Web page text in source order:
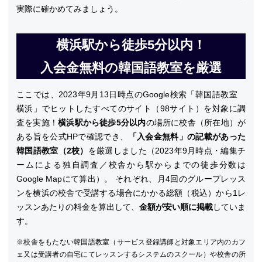
実際に確かめてみましょう。
横浜駅から徒歩5分以内！
入会金無料の韓国語教室を厳選
ここでは、2023年9月13日時点のGoogle検索「韓国語教室
横浜」でヒットしたすべてのサイト（98サイト）を対象に調
査を実施！横浜駅から徒歩5分以内の場所に校舎（所在地）が
ある旨を公式HPで確認でき、
「入会金無料」の記載があった
韓国語教室（2校） を厳選しました（2023年9月時点・編集チ
ームによる独自調査／校舎から駅からまでの徒歩分数は
Google Mapにて算出）。 それぞれ、月4回のグループレッス
ンを横浜の校舎で受講する場合にかかる総額（税込）から1レ
ッスンあたりの料金を算出して、 金額が安い順に掲載していま
す。
※校舎をもたない韓国語教室（サービス登録講師と対象エリア内のカフ
ェ又は受講者の自宅にてレッスンするシステムのスクール）や校舎の所